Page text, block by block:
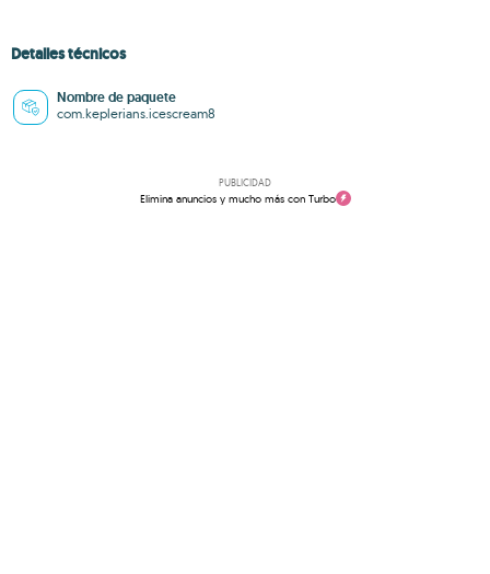
Detalles técnicos
Nombre de paquete
com.keplerians.icescream8
PUBLICIDAD
Elimina anuncios y mucho más con Turbo